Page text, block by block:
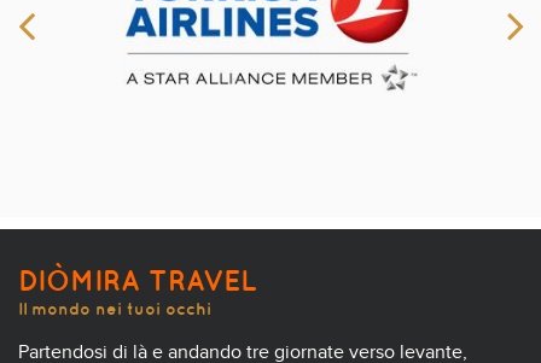
DIÒMIRA TRAVEL
Il mondo nei tuoi occhi
Partendosi di là e andando tre giornate verso levante,